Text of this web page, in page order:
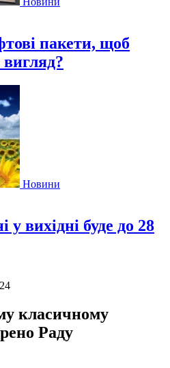
пакети, щоб
Новини
вихідні буде до 28
класичному
Раду